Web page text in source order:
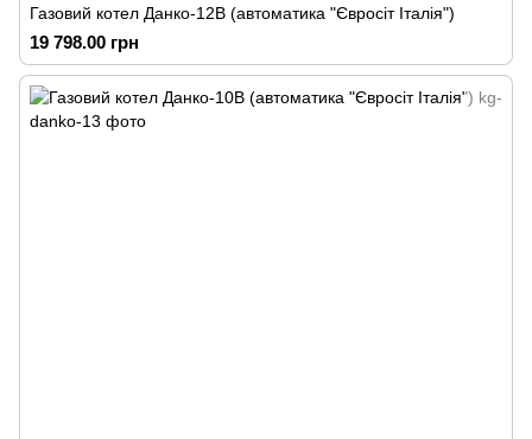
Газовий котел Данко-12В (автоматика "Євросіт Італія")
19 798.00 грн